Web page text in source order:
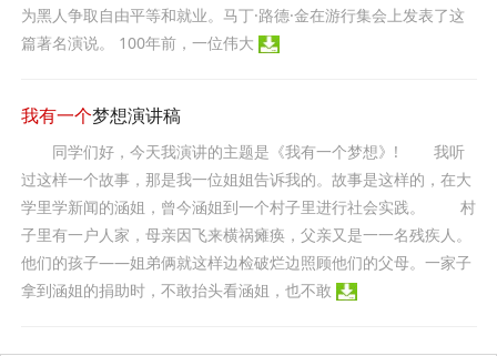
为黑人争取自由平等和就业。马丁·路德·金在游行集会上发表了这
篇著名演说。 100年前，一位伟大
我有一个梦想演讲稿
同学们好，今天我演讲的主题是《我有一个梦想》! 我听
过这样一个故事，那是我一位姐姐告诉我的。故事是这样的，在大
学里学新闻的涵姐，曾今涵姐到一个村子里进行社会实践。 村
子里有一户人家，母亲因飞来横祸瘫痪，父亲又是一一名残疾人。
他们的孩子——姐弟俩就这样边检破烂边照顾他们的父母。一家子
拿到涵姐的捐助时，不敢抬头看涵姐，也不敢